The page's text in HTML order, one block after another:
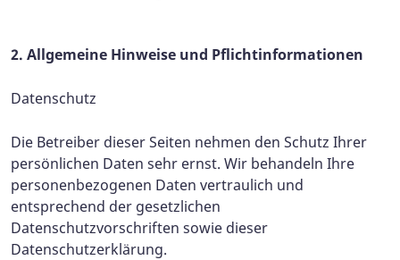
2. Allgemeine Hinweise und Pflichtinformationen
Datenschutz
Die Betreiber dieser Seiten nehmen den Schutz Ihrer
persönlichen Daten sehr ernst. Wir behandeln Ihre
personenbezogenen Daten vertraulich und
entsprechend der gesetzlichen
Datenschutzvorschriften sowie dieser
Datenschutzerklärung.